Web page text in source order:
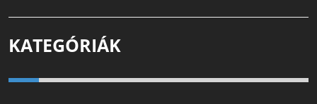
KATEGÓRIÁK